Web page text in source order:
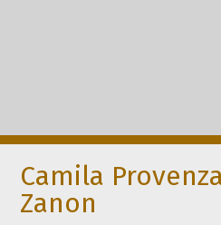
Camila
Zanon